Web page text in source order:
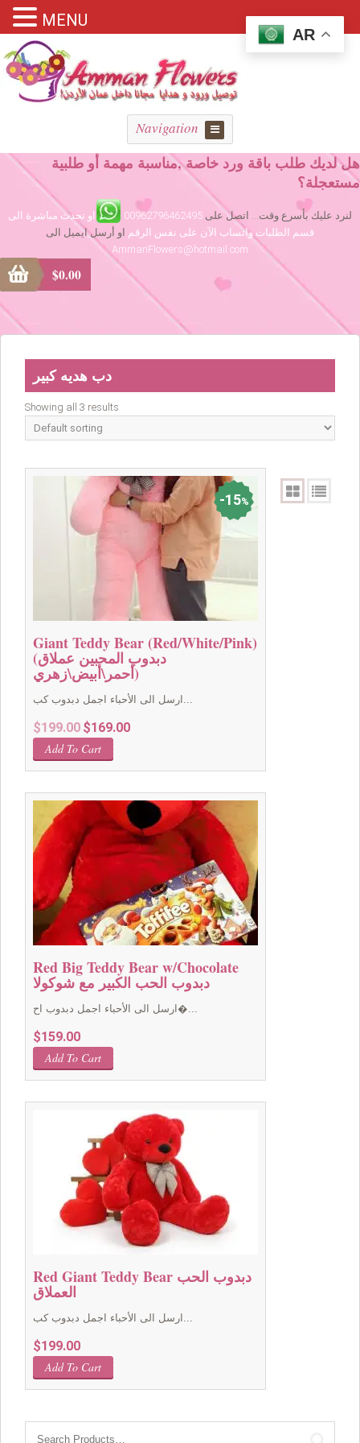
Navigation
هل لديك طلب باقة ورد خاصة ,مناسبة مهمة أو طلبية
مستعجلة؟
لنرد عليك بأسرع وقت... اتصل على 00962796462495
او تحدث مباشرة الى
قسم الطلبات واتساب الآن على نفس الرقم او أرسل ايميل الى
AmmanFlowers@hotmail.com
$0.00
دب هديه كبير
Showing all 3 results
15%
Giant Teddy Bear (Red/White/Pink)
(دبدوب المحبين عملاق
(أحمر\أبيض\زهري
ارسل الى الأحباء اجمل دبدوب كب...
$199.00 Original
price
was:
$169.00Current
Add To Cart
Red Big Teddy Bear w/Chocolate
دبدوب الحب الكبير مع شوكولا
ارسل الى الأحباء اجمل دبدوب اح�...
$159.00
Add To Cart
Red Giant Teddy Bear دبدوب الحب
العملاق
ارسل الى الأحباء اجمل دبدوب كب...
$199.00
Add To Cart
AR
MENU